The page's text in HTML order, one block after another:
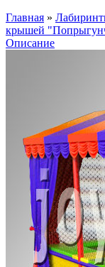
Главная »
крышей
Описание